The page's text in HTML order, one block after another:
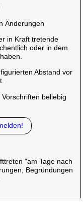
Änderungen
in Kraft tretende
oder in dem
Abstand vor
beliebig
"am Tage nach
Begründungen